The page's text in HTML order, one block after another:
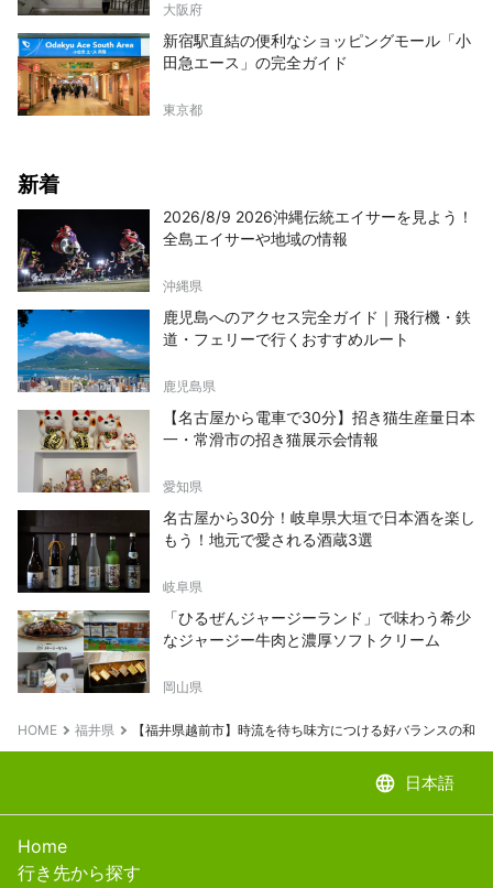
大阪府
新宿駅直結の便利なショッピングモール「小
田急エース」の完全ガイド
東京都
新着
2026/8/9 2026沖縄伝統エイサーを見よう！
全島エイサーや地域の情報
沖縄県
鹿児島へのアクセス完全ガイド｜飛行機・鉄
道・フェリーで行くおすすめルート
鹿児島県
【名古屋から電車で30分】招き猫生産量日本
一・常滑市の招き猫展示会情報
愛知県
名古屋から30分！岐阜県大垣で日本酒を楽し
もう！地元で愛される酒蔵3選
岐阜県
「ひるぜんジャージーランド」で味わう希少
なジャージー牛肉と濃厚ソフトクリーム
岡山県
HOME 福井県 【福井県越前市】時流を待ち味方につける好バランスの和紙
language 日本語
Home
行き先から探す